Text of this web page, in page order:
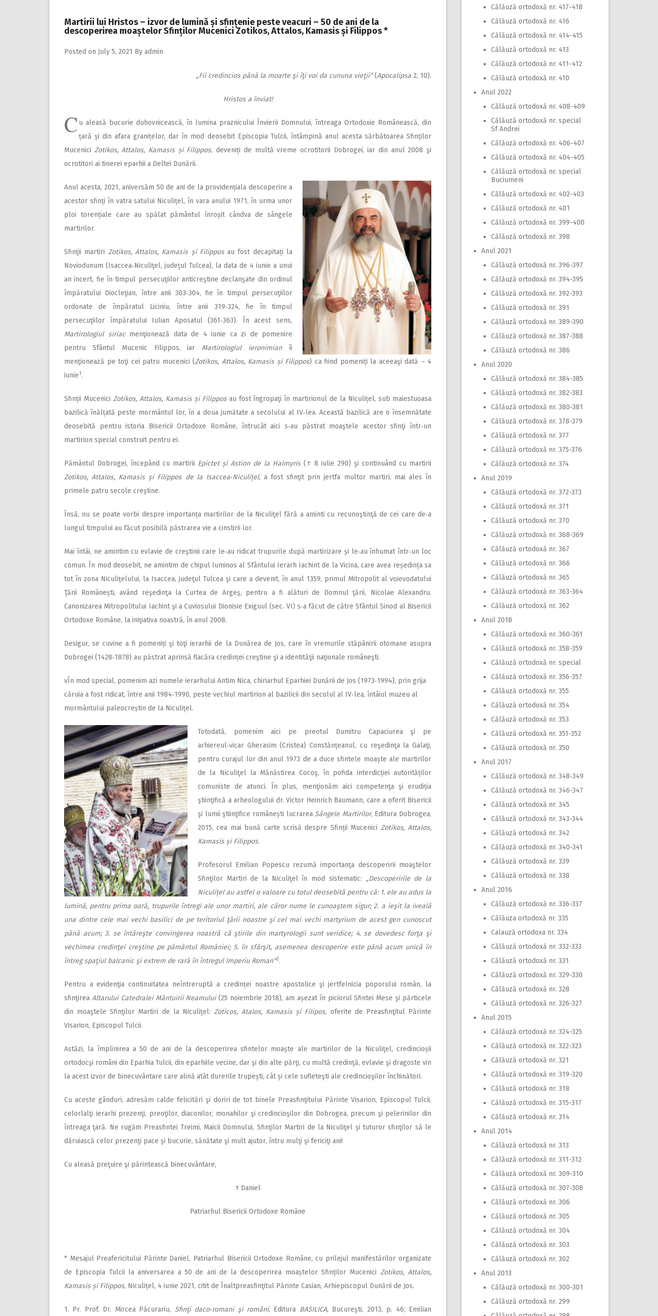
Martirii lui Hristos – izvor de lumină și sfințenie peste veacuri – 50 de ani de la
descoperirea moaștelor Sfinților Mucenici Zotikos, Attalos, Kamasis și Filippos *
Posted on July 5, 2021 By admin
„Fii credincios până la moarte şi îţi voi da cununa vieţii“(Apocalipsa 2, 10).
Hristos a înviat!
C u aleasă bucurie duhovnicească, în lumina praznicului În­vierii Domnului, întreaga Ortodoxie Românească, din
țară și din afara granițelor, dar în mod deosebit Episcopia Tulcii, întâmpină anul acesta sărbătoarea Sfinților
Mucenici Zotikos, Attalos, Kamasis și Filippos, deveniți de multă vreme ocrotitorii Dobrogei, iar din anul 2008 şi
ocrotitori ai tinerei eparhii a Deltei Dunării.
Anul acesta, 2021, aniversăm 50 de ani de la pro­vidențiala descoperire a
acestor sfinți în vatra satului Ni­culițel, în vara anului 1971, în urma unor
ploi torențiale care au spălat pământul înroșit cândva de sângele
martirilor.
Sfinţii martiri Zotikos, Attalos, Kamasis și Filipposau fost decapitați la
Noviodunum (Isaccea‑Niculiţel, judeţul Tulcea), la data de 4 iunie a unui
an incert, fie în timpul persecuţiilor anticreştine declanşate din ordinul
împăratului Diocleţian, între anii 303‑304, fie în timpul persecuţiilor
ordonate de împăratul Liciniu, între anii 319‑324, fie în timpul
persecuţiilor împăratului Iulian Aposatul (361‑363). În acest sens,
Martirologiul siriacmenţionează data de 4 iunie ca zi de pomenire
pentru Sfântul Mucenic Filippos, iar Martirologiul ieronimianîi
menţionează pe toţi cei patru mucenici (Zotikos, Attalos, Kamasis și Filippos) ca fiind pomeniți la aceeaşi dată – 4
iunie1.
Sfinții Mucenici Zotikos, Attalos, Kamasis și Filipposau fost îngropaţi în martirionul de la Niculițel, sub maiestuoasa
bazilică înălțată peste mormântul lor, în a doua jumătate a secolului al IV‑lea. Această bazilică are o însemnătate
deosebită pentru istoria Bisericii Ortodoxe Române, întrucât aici s‑au păstrat moaştele acestor sfinţi într‑un
martirion special construit pentru ei.
Pământul Dobrogei, începând cu martirii Epictet și Astion de la Halmyris(† 8 iulie 290) şi continuând cu martirii
Zotikos, Attalos, Kamasis și Filippos de la Isaccea‑Niculițel, a fost sfinţit prin jertfa multor martiri, mai ales în
primele patru secole creştine.
Însă, nu se poate vorbi despre importanța martirilor de la Niculiţel fără a aminti cu recunoştinţă de cei care de‑a
lungul timpului au făcut posibilă păstrarea vie a cinstirii lor.
Mai întâi, ne amintim cu e­vlavie de creştinii care le‑au ridicat trupurile după martirizare și le‑au înhumat într‑un loc
comun. În mod deosebit, ne amintim de chipul luminos al Sfântului Ierarh Iachint de la Vicina, care avea reședința sa
tot în zona Niculițelului, la Isaccea, judeţul Tulcea şi care a devenit, în anul 1359, primul Mitropolit al voievodatului
Ţării Românești, având reşedinţa la Curtea de Argeş, pentru a fi alături de Domnul ţării, Nicolae Alexandru.
Canonizarea Mitropolitului Iachint şi a Cuviosului Dionisie Exiguul (sec. VI) s‑a făcut de către Sfântul Sinod al Bisericii
Ortodoxe Române, la iniţiativa noastră, în anul 2008.
Desigur, se cuvine a fi po­meniți şi toţi ierarhii de la Dunărea de Jos, care în vremurile stăpânirii otomane asupra
Dobrogei (1428‑1878) au păstrat aprinsă flacăra credinței creştine şi a identităţii naţionale româneşti.
vÎn mod special, pomenim azi numele ierarhului Antim Nica, chiriarhul Eparhiei Dunării de Jos (1973‑1994), prin grija
căruia a fost ridicat, între anii 1984‑1990, peste vechiul martirion al bazilicii din secolul al IV‑lea, întâiul muzeu al
mormântului paleocreștin de la Niculițel.
Totodată, pomenim aici pe preotul Dumitru Capaciurea şi pe
arhiereul‑vicar Gherasim (Cristea) Constănțeanul, cu reşedinţa la Galaţi,
pentru curajul lor din anul 1973 de a duce sfintele moaște ale martirilor
de la Niculiţel la Mănăstirea Cocoş, în pofida interdicției autorităților
comuniste de atunci. În plus, menţionăm aici competenţa şi erudiția
ştiinţifică a arheologului dr. Victor Heinrich Baumann, care a oferit Bisericii
şi lumii ştiinţifice românești lucrarea Sângele Martirilor, Editura Dobrogea,
2015, cea mai bună carte scrisă despre Sfinții Mucenici Zotikos, Attalos,
Kamasis și Filippos.
Profesorul Emilian Popescu rezumă importanţa descoperirii moaştelor
Sfinţilor Martiri de la Niculiţel în mod sistematic: „Descoperirile de la
Niculițel au astfel o valoare cu totul deosebită pentru că: 1. ele au adus la
lumină, pentru prima oară, trupurile întregi ale unor martiri, ale căror nume le cunoaştem sigur; 2. a ieşit la iveală
una dintre cele mai vechi basilici de pe teritoriul ţării noastre şi cel mai vechi martyrium de acest gen cunoscut
până acum; 3. se întăreşte convingerea noastră că ştirile din martyrologii sunt veridice; 4. se dovedesc forţa şi
vechimea credinţei creştine pe pământul României; 5. în sfârşit, asemenea descoperire este până acum unică în
întreg spaţiul balcanic şi extrem de rară în întregul Imperiu Roman“2.
Pentru a evidenţia continuitatea neîntreruptă a credinței noastre apostolice şi jertfelnicia poporului român, la
sfinţirea Altarului Catedralei Mântuirii Neamului(25 noiembrie 2018), am așezat în piciorul Sfintei Mese şi părticele
din moaştele Sfinţilor Martiri de la Niculițel: Zoticos, Atalos, Kamasis și Filipos, oferite de Preasfinţitul Părinte
Visarion, Episcopul Tulcii.
Astăzi, la împlinirea a 50 de ani de la descoperirea sfintelor moaște ale martirilor de la Niculiţel, credincioșii
ortodocşi ro­mâni din Eparhia Tulcii, din eparhiile vecine, dar şi din alte părţi, cu multă credinţă, evlavie şi dragoste vin
la acest izvor de bi­necuvântare care alină atât durerile trupești, cât și cele sufleteşti ale credincioşilor închinători.
Cu aceste gânduri, adresăm calde felicitări şi doriri de tot binele Preasfinţitului Părinte Visarion, Episcopul Tulcii,
celorlalţi ierarhi prezenţi, preoţilor, diaconilor, monahilor şi credincioşilor din Dobrogea, precum şi pelerinilor din
întreaga ţară. Ne rugăm Preasfintei Treimi, Maicii Domnului, Sfinţilor Martiri de la Niculiţel şi tuturor sfinţilor să le
dăruiască celor prezenţi pace şi bucurie, sănătate şi mult ajutor, întru mulţi şi fericiţi ani!
Cu aleasă preţuire şi părintească binecuvântare,
† Daniel
Patriarhul Bisericii Ortodoxe Române
* Mesajul Preafericitului Părinte Daniel, Patriarhul Bisericii Ortodoxe Române, cu prilejul manifestărilor organizate
de Episcopia Tulcii la aniversarea a 50 de ani de la descoperirea moaștelor Sfinților Mucenici Zotikos, Attalos,
Kamasis și Filippos, Niculițel, 4 iunie 2021, citit de Înaltpreasfinţitul Părinte Casian, Arhiepiscopul Dunării de Jos.
1. Pr. Prof. Dr. Mircea Păcurariu, Sfinţi daco‑romani şi români, Editura BASILICA, Bucureşti, 2013, p. 46; Emilian
Călăuză ortodoxă nr. 417-418
Călăuză ortodoxă nr. 416
Călăuză ortodoxă nr. 414-415
Călăuză ortodoxă nr. 413
Călăuză ortodoxă nr. 411-412
Călăuză ortodoxă nr. 410
Anul 2022
Călăuză ortodoxă nr. 408-409
Călăuză ortodoxă nr. special
Sf Andrei
Călăuză ortodoxă nr. 406-407
Călăuză ortodoxă nr. 404-405
Călăuză ortodoxă nr. special
Buciumeni
Călăuză ortodoxă nr. 402-403
Călăuză ortodoxă nr. 401
Călăuză ortodoxă nr. 399-400
Călăuză ortodoxă nr. 398
Anul 2021
Călăuză ortodoxă nr. 396-397
Călăuză ortodoxă nr. 394-395
Călăuză ortodoxă nr. 392-393
Călăuză ortodoxă nr. 391
Călăuză ortodoxă nr. 389-390
Călăuză ortodoxă nr. 387-388
Călăuză ortodoxă nr. 386
Anul 2020
Călăuză ortodoxă nr. 384-385
Călăuză ortodoxă nr. 382-383
Călăuză ortodoxă nr. 380-381
Călăuză ortodoxă nr. 378-379
Călăuză ortodoxă nr. 377
Călăuză ortodoxă nr. 375-376
Călăuză ortodoxă nr. 374
Anul 2019
Călăuză ortodoxă nr. 372-373
Călăuză ortodoxă nr. 371
Călăuză ortodoxă nr. 370
Călăuză ortodoxă nr. 368-369
Călăuză ortodoxă nr. 367
Călăuză ortodoxă nr. 366
Călăuză ortodoxă nr. 365
Călăuză ortodoxă nr. 363-364
Călăuză ortodoxă nr. 362
Anul 2018
Călăuză ortodoxă nr. 360-361
Călăuză ortodoxă nr. 358-359
Călăuză ortodoxă nr. special
Călăuză ortodoxă nr. 356-357
Călăuză ortodoxă nr. 355
Călăuză ortodoxă nr. 354
Călăuză ortodoxă nr. 353
Călăuză ortodoxă nr. 351-352
Călăuză ortodoxă nr. 350
Anul 2017
Călăuză ortodoxă nr. 348-349
Călăuză ortodoxă nr. 346-347
Călăuză ortodoxă nr. 345
Călăuză ortodoxă nr. 343-344
Călăuză ortodoxă nr. 342
Călăuză ortodoxă nr. 340-341
Călăuză ortodoxă nr. 339
Călăuză ortodoxă nr. 338
Anul 2016
Călăuză ortodoxă nr. 336-337
Călăuza ortodoxă nr. 335
Calauză ortodoxa nr. 334
Călăuză ortodoxă nr. 332-333
Călăuză ortodoxă nr. 331
Călăuză ortodoxă nr. 329-330
Călăuză ortodoxă nr. 328
Călăuză ortodoxă nr. 326-327
Anul 2015
Călăuză ortodoxă nr. 324-325
Călăuză ortodoxă nr. 322-323
Călăuză ortodoxă nr. 321
Călăuză ortodoxă nr. 319-320
Călăuză ortodoxă nr. 318
Călăuză ortodoxă nr. 315-317
Călăuză ortodoxă nr. 314
Anul 2014
Călăuză ortodoxă nr. 313
Călăuză ortodoxă nr. 311-312
Călăuză ortodoxă nr. 309-310
Călăuză ortodoxă nr. 307-308
Călăuză ortodoxă nr. 306
Călăuză ortodoxă nr. 305
Călăuză ortodoxă nr. 304
Călăuză ortodoxă nr. 303
Călăuză ortodoxă nr. 302
Anul 2013
Călăuză ortodoxă nr. 300-301
Călăuză ortodoxă nr. 299